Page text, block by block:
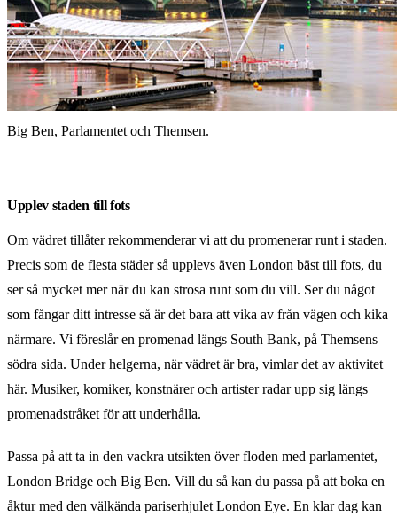
Big Ben, Parlamentet och Themsen.
Upplev staden till fots
Om vädret tillåter rekommenderar vi att du promenerar runt i staden.
Precis som de flesta städer så upplevs även London bäst till fots, du
ser så mycket mer när du kan strosa runt som du vill. Ser du något
som fångar ditt intresse så är det bara att vika av från vägen och kika
närmare. Vi föreslår en promenad längs South Bank, på Themsens
södra sida. Under helgerna, när vädret är bra, vimlar det av aktivitet
här. Musiker, komiker, konstnärer och artister radar upp sig längs
promenadstråket för att underhålla.
Passa på att ta in den vackra utsikten över floden med parlamentet,
London Bridge och Big Ben. Vill du så kan du passa på att boka en
åktur med den välkända pariserhjulet London Eye. En klar dag kan